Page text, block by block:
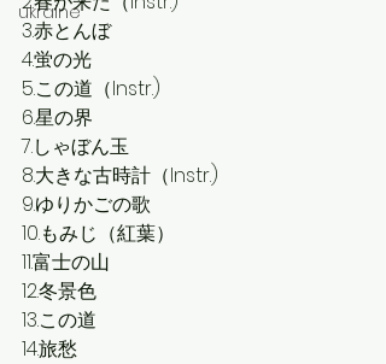
ukraine
3.赤とんぼ
4.蛍の光
5.この道（Instr.)
6.星の界
7.しゃぼん玉
8.大きな古時計（Instr.)
9.ゆりかごの歌
10.もみじ（紅葉）
11.富士の山
12.冬景色
13.この道
14.旅愁